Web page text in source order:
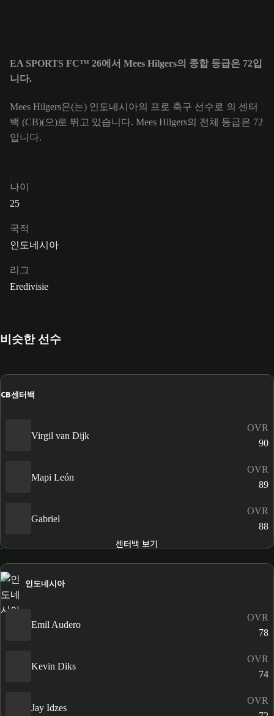
EA SPORTS FC™ 26에서 Mees Hilgers의 종합 등급은 72입
니다.
Mees Hilgers은(는) 인도네시아의 프로 축구 선수로 의 센터
백 (CB)(으)로 뛰고 있습니다. Mees Hilgers의 전체 등급은 72
입니다.
나이
25
국적
인도네시아
리그
Eredivisie
비슷한 선수
CB센터백
Virgil van Dijk
OVR
90
Mapi León
OVR
89
Gabriel
OVR
88
센터백 보기
인도네시아
Emil Audero
OVR
78
Kevin Diks
OVR
74
Jay Idzes
OVR